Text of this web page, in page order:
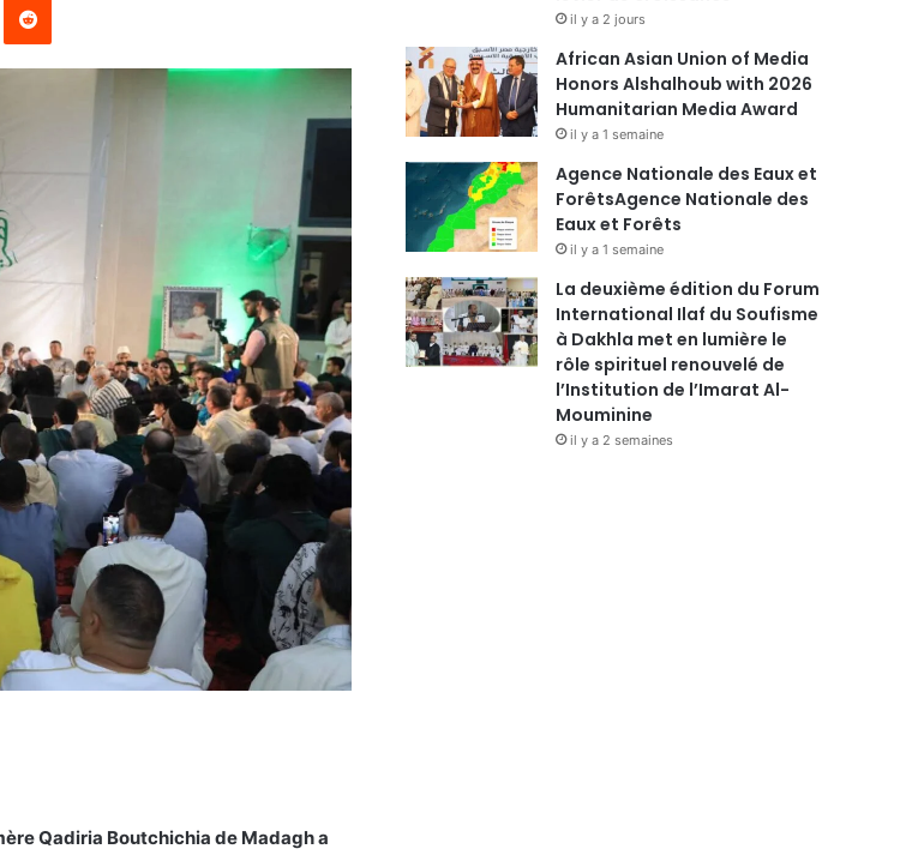
Qadiria Boutchichia de Madagh a
il y a 2 jours
African Asian Union of Media
Honors Alshalhoub with 2026
Humanitarian Media Award
il y a 1 semaine
Agence Nationale des Eaux et
ForêtsAgence Nationale des
Eaux et Forêts
il y a 1 semaine
La deuxième édition du Forum
International Ilaf du Soufisme
à Dakhla met en lumière le
rôle spirituel renouvelé de
l’Institution de l’Imarat Al-
Mouminine
il y a 2 semaines